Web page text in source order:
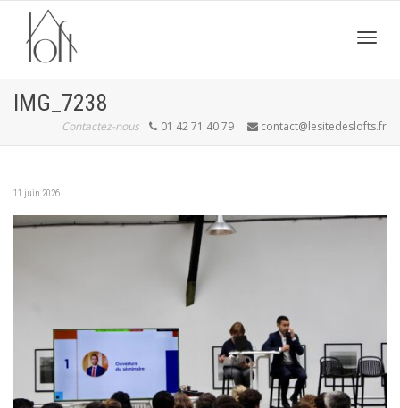
IMG_7238
Contactez-nous 01 42 71 40 79 contact@lesitedeslofts.fr
11 juin 2026